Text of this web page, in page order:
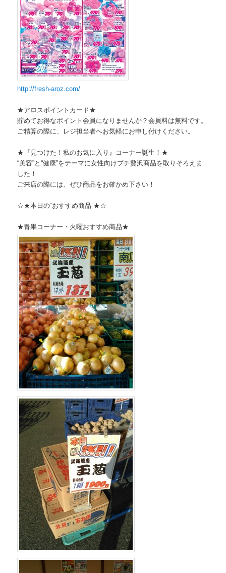
http://fresh-aroz.com/
★アロスポイントカード★
貯めてお得なポイント会員になりませんか？会員料は無料です。
ご精算の際に、レジ担当者へお気軽にお申し付けください。
★『見つけた！私のお気に入り』コーナー誕生！★
“美容”と“健康”をテーマに女性向けプチ贅沢商品を取りそろえま
した！
ご来店の際には、ぜひ商品をお確かめ下さい！
☆★本日の“おすすめ商品”★☆
★青果コーナー・火曜おすすめ商品★